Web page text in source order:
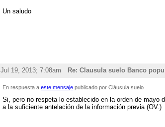
Un saludo
Jul 19, 2013; 7:08am Re: Clausula suelo Banco
En respuesta aeste mensaje publicado por Cláusula suelo
Si, pero no respeta lo establecido en la orden de
a la suficiente antelación de la información previa (OV.)